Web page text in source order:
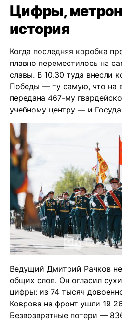
Цифры,
история
Когда последняя коробка
плавно переместилось на
славы. В 10.30 туда внесли
Победы — ту самую, что на
передана 467-му
учебному центру — и
Ведущий Дмитрий Рачков не
общих слов. Он огласил
цифры: из 74 тысяч
Коврова на фронт ушли 19
Безвозвратные потери —